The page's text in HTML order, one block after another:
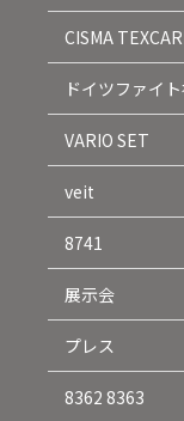
CISMA
ドイツファイ
VARIO SET
veit
8741
展示会
プレス
8362 8363